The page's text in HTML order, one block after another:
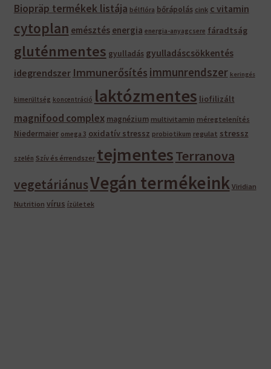
Biopräp termékek listája bélflóra bőrápolás cink c vitamin
cytoplan emésztés energia energia-anyagcsere fáradtság
gluténmentes gyulladás gyulladáscsökkentés
idegrendszer Immunerősítés immunrendszer keringés
kimerültség koncentráció laktózmentes liofilizált
magnifood complex magnézium multivitamin méregtelenítés
Niedermaier omega 3 oxidatív stressz probiotikum regulat stressz
szelén Szív és érrendszer tejmentesTerranova
vegetáriánusVegán termékeink Viridian
Nutrition vírus ízületek